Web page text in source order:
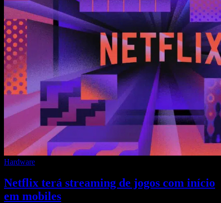
Hardware
Netflix terá streaming de jogos com início
em mobiles